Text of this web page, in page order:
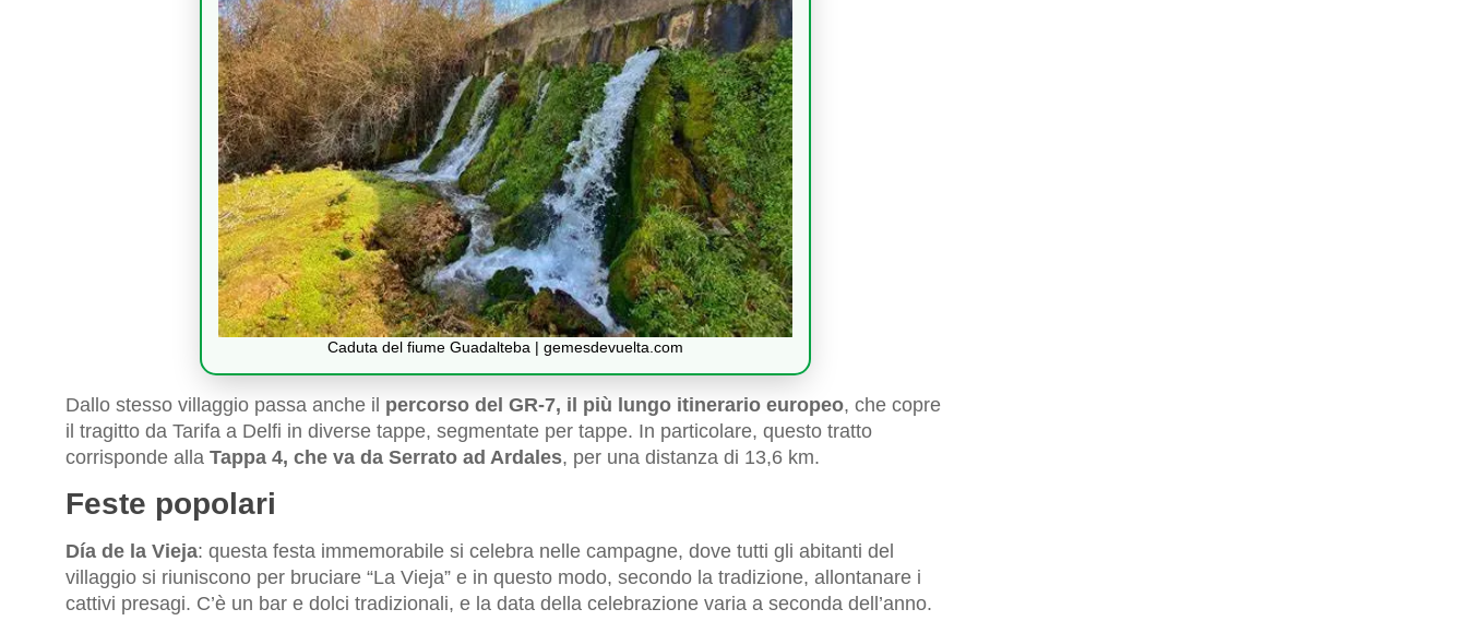
Caduta del fiume Guadalteba | gemesdevuelta.com
Dallo stesso villaggio passa anche il percorso del GR-7, il più lungo itinerario europeo, che copre
il tragitto da Tarifa a Delfi in diverse tappe, segmentate per tappe. In particolare, questo tratto
corrisponde alla Tappa 4, che va da Serrato ad Ardales, per una distanza di 13,6 km.
Feste popolari
Día de la Vieja: questa festa immemorabile si celebra nelle campagne, dove tutti gli abitanti del
villaggio si riuniscono per bruciare “La Vieja” e in questo modo, secondo la tradizione, allontanare i
cattivi presagi. C’è un bar e dolci tradizionali, e la data della celebrazione varia a seconda dell’anno.